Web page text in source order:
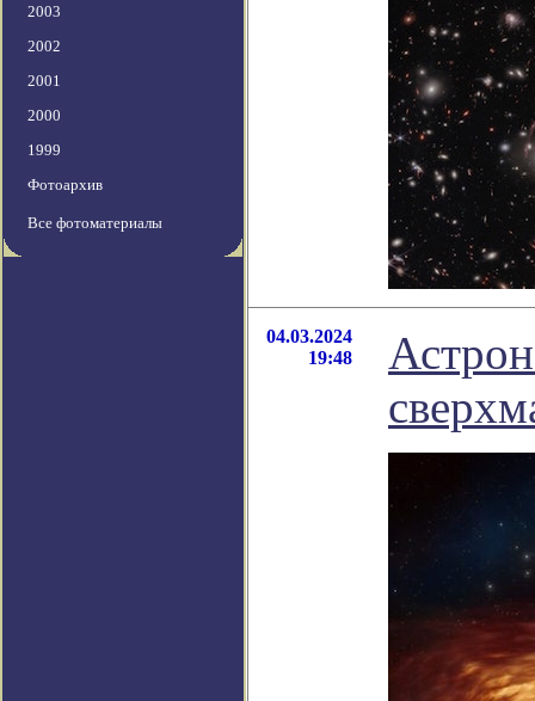
2003
2002
2001
2000
1999
Фотоархив
Все фотоматериалы
04.03.2024
19:48